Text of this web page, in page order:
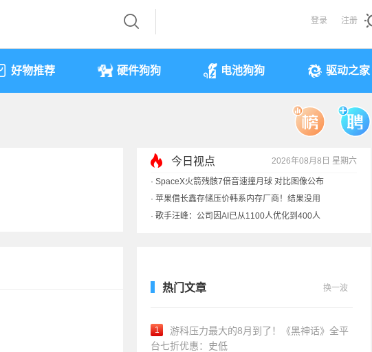
登录 注册
好物推荐 硬件狗狗 电池狗狗 驱动之家
今日视点 2026年08月8日 星期六
· SpaceX火箭残骸7倍音速撞月球 对比图像公布
· 苹果借长鑫存储压价韩系内存厂商！结果没用
· 歌手汪峰：公司因AI已从1100人优化到400人
热门文章 换一波
1
游科压力最大的8月到了！《黑神话》全平
台七折优惠：史低